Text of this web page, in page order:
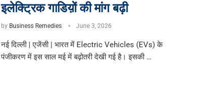
इलेक्ट्रिक गाडिय़ों की मांग बढ़ी
by Business Remedies June 3, 2026
नई दिल्ली | एजेंसी | भारत में Electric Vehicles (EVs) के
पंजीकरण में इस साल मई में बढ़ोतरी देखी गई है। इसकी …